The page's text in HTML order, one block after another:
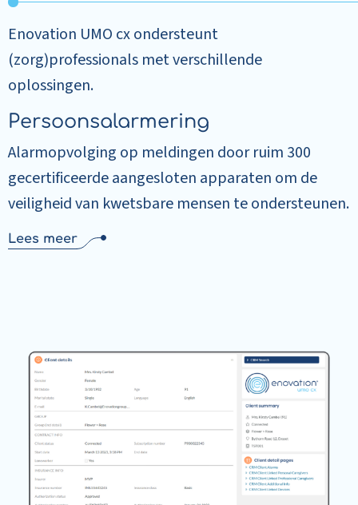
Enovation UMO cx ondersteunt
(zorg)professionals met verschillende
oplossingen.
Persoonsalarmering
Alarmopvolging op meldingen door ruim 300
gecertificeerde aangesloten apparaten om de
veiligheid van kwetsbare mensen te ondersteunen.
Lees meer